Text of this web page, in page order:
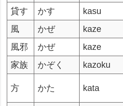
貸す
かす kasu
風
かぜ kaze
風邪
かぜ kaze
家族
かぞく kazoku
方 かた kata